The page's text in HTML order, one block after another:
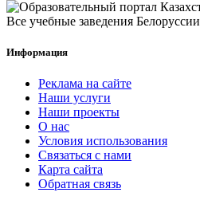
Все учебные заведения Белоруссии
Информация
Реклама на сайте
Наши услуги
Наши проекты
О нас
Условия использования
Связаться с нами
Карта сайта
Обратная связь